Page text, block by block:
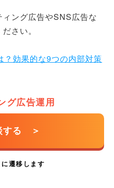
ング広告やSNS広告な
さい。
？効果的な9つの内部対策
グ広告運用